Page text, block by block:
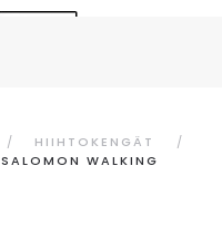
HIIHTOKENGÄT
SALOMON WALKING